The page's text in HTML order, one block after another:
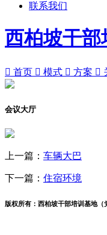
联系我们
西柏坡干部
 首页  模式  方案 
会议大厅
上一篇： 车辆大巴
下一篇： 住宿环境
版权所有：西柏坡干部培训基地（